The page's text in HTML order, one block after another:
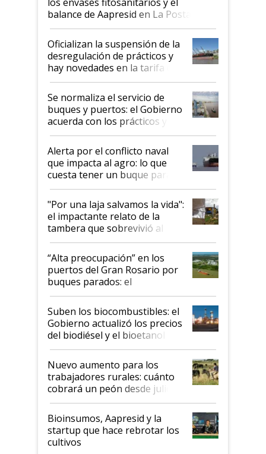
balance de Aapresid en La Posta
Oficializan la suspensión de la
desregulación de prácticos y
hay novedades en la tarifa de
la hidrovía
Se normaliza el servicio de
buques y puertos: el Gobierno
acuerda con los prácticos y
suspende el decreto de
desregulación
Alerta por el conflicto naval
que impacta al agro: lo que
cuesta tener un buque parado
y el peligro de que Argentina
pase a ser "país sucio"
"Por una laja salvamos la vida":
el impactante relato de la
tambera que sobrevivió al
tornado
“Alta preocupación” en los
puertos del Gran Rosario por
buques parados: el
funcionamiento de las
exportadoras en tensión tras
la medida de fuerza de los
prácticos
Suben los biocombustibles: el
Gobierno actualizó los precios
del biodiésel y el bioetanol
Nuevo aumento para los
trabajadores rurales: cuánto
cobrará un peón desde julio
Bioinsumos, Aapresid y la
startup que hace rebrotar los
cultivos